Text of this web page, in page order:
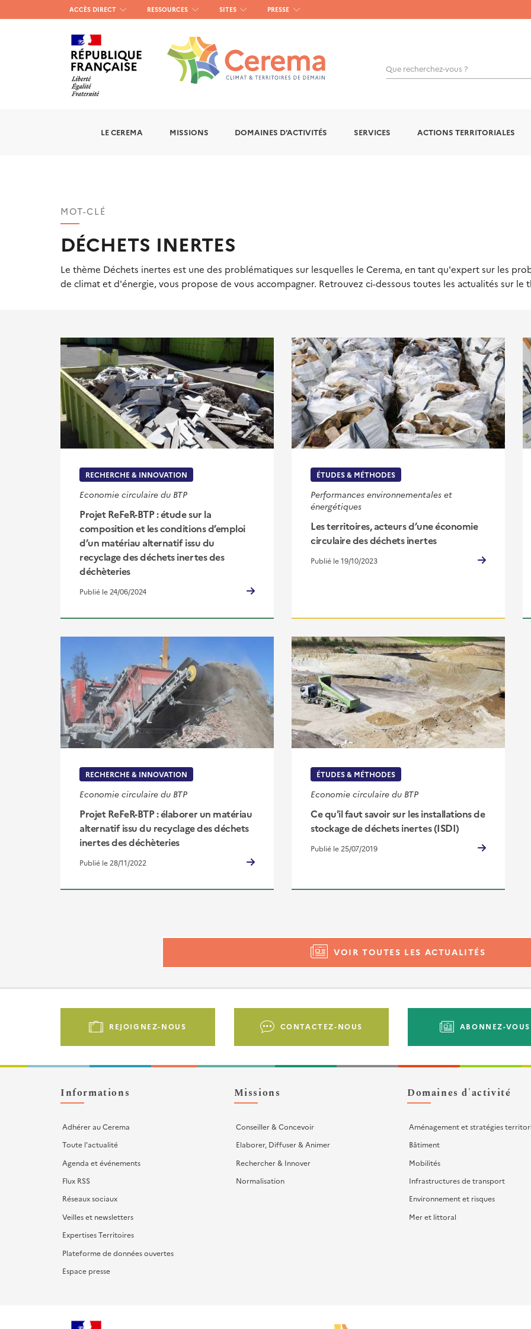
Menu
haut
gauche
ACCÈS DIRECT RESSOURCES SITES PRESSE
Que recherchez-vous ?
LE CEREMA MISSIONS DOMAINES D'ACTIVITÉS SERVICES ACTIONS TERRITORIALES
MOT-CLÉ
DÉCHETS INERTES
Le thème Déchets inertes est une des problématiques sur lesquelles le Cerema, en tant qu'expert sur les
de climat et d'énergie, vous propose de vous accompagner. Retrouvez ci-dessous toutes les actualités sur le
RECHERCHE & INNOVATION
Economie circulaire du BTP
Projet ReFeR-BTP : étude sur la
composition et les conditions d’emploi
d’un matériau alternatif issu du
recyclage des déchets inertes des
déchèteries
Publié le 24/06/2024
ÉTUDES & MÉTHODES
Performances environnementales et
énergétiques
Les territoires, acteurs d’une économie
circulaire des déchets inertes
Publié le 19/10/2023
RECHERCHE & INNOVATION
Economie circulaire du BTP
Projet ReFeR-BTP : élaborer un matériau
alternatif issu du recyclage des déchets
inertes des déchèteries
Publié le 28/11/2022
ÉTUDES & MÉTHODES
Economie circulaire du BTP
Ce qu'il faut savoir sur les installations de
stockage de déchets inertes (ISDI)
Publié le 25/07/2019
VOIR TOUTES LES ACTUALITÉS
Pied
Liens
d'actions
REJOIGNEZ-NOUS CONTACTEZ-NOUS ABONNEZ-VOUS
Informations
Adhérer au Cerema
Toute l'actualité
Agenda et événements
Flux RSS
Réseaux sociaux
Veilles et newsletters
Expertises Territoires
Plateforme de données ouvertes
Espace presse
Missions
Conseiller & Concevoir
Elaborer, Diffuser & Animer
Rechercher & Innover
Normalisation
Domaines d'activité
Aménagement et stratégies
Bâtiment
Mobilités
Infrastructures de transport
Environnement et risques
Mer et littoral